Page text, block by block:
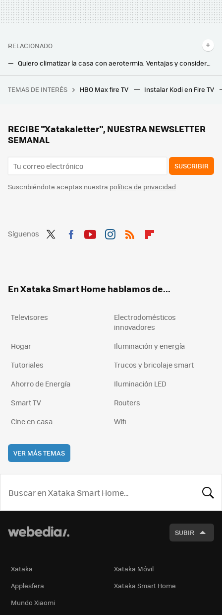
RELACIONADO
Quiero climatizar la casa con aerotermia. Ventajas y consideraciones que hay que tener en cuenta
Quiero climatizar la casa con aerotermia. Ventajas y consideraciones que hay que tener en cuenta
Kakebo: así es el antiguo método japonés para controlar gastos y ahorrar dinero
TEMAS DE INTERÉS HBO Max fire TV Instalar Kodi en Fire TV
RECIBE "Xatakaletter", NUESTRA NEWSLETTER
SEMANAL
SUSCRIBIR
Suscribiéndote aceptas nuestra política de privacidad
Síguenos
En Xataka Smart Home hablamos de...
Televisores
Electrodomésticos
innovadores
Hogar
Iluminación y energía
Tutoriales
Trucos y bricolaje smart
Ahorro de Energía
Iluminación LED
Smart TV
Routers
Cine en casa
Wifi
VER MÁS TEMAS
SUBIR
Xataka
Xataka Móvil
Applesfera
Xataka Smart Home
Mundo Xiaomi